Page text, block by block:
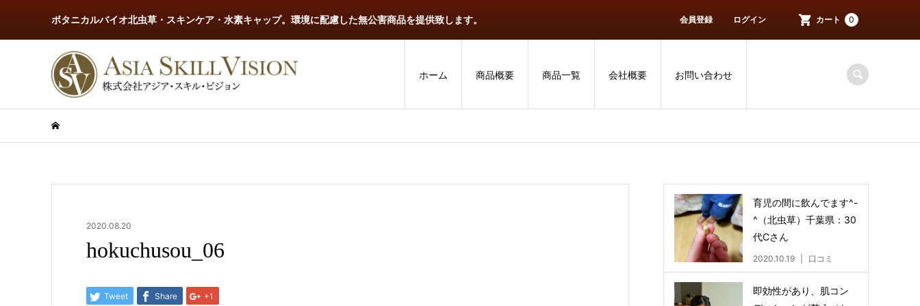
ボタニカルバイオ北虫草・スキンケア・水素キャップ。環境に配慮した無公害商品を提供致します。 会員登録 ログイン カート 0
ホーム 商品概要 商品一覧 会社概要 お問い合わせ
2020.08.20
hokuchusou_06
Tweet Share +1
育児の間に飲んでます^-
^（北虫草）千葉県：30
代Cさん
2020.10.19 口コミ
即効性があり、肌コン